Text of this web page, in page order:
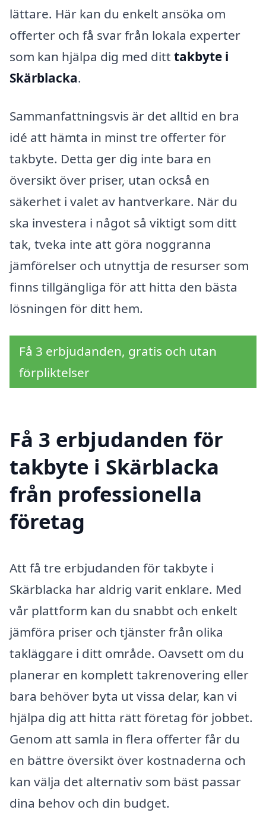
lättare. Här kan du enkelt ansöka om
offerter och få svar från lokala experter
som kan hjälpa dig med ditt takbyte i
Skärblacka.
Sammanfattningsvis är det alltid en bra
idé att hämta in minst tre offerter för
takbyte. Detta ger dig inte bara en
översikt över priser, utan också en
säkerhet i valet av hantverkare. När du
ska investera i något så viktigt som ditt
tak, tveka inte att göra noggranna
jämförelser och utnyttja de resurser som
finns tillgängliga för att hitta den bästa
lösningen för ditt hem.
Få 3 erbjudanden, gratis och utan
förpliktelser
Få 3 erbjudanden för
takbyte i Skärblacka
från professionella
företag
Att få tre erbjudanden för takbyte i
Skärblacka har aldrig varit enklare. Med
vår plattform kan du snabbt och enkelt
jämföra priser och tjänster från olika
takläggare i ditt område. Oavsett om du
planerar en komplett takrenovering eller
bara behöver byta ut vissa delar, kan vi
hjälpa dig att hitta rätt företag för jobbet.
Genom att samla in flera offerter får du
en bättre översikt över kostnaderna och
kan välja det alternativ som bäst passar
dina behov och din budget.